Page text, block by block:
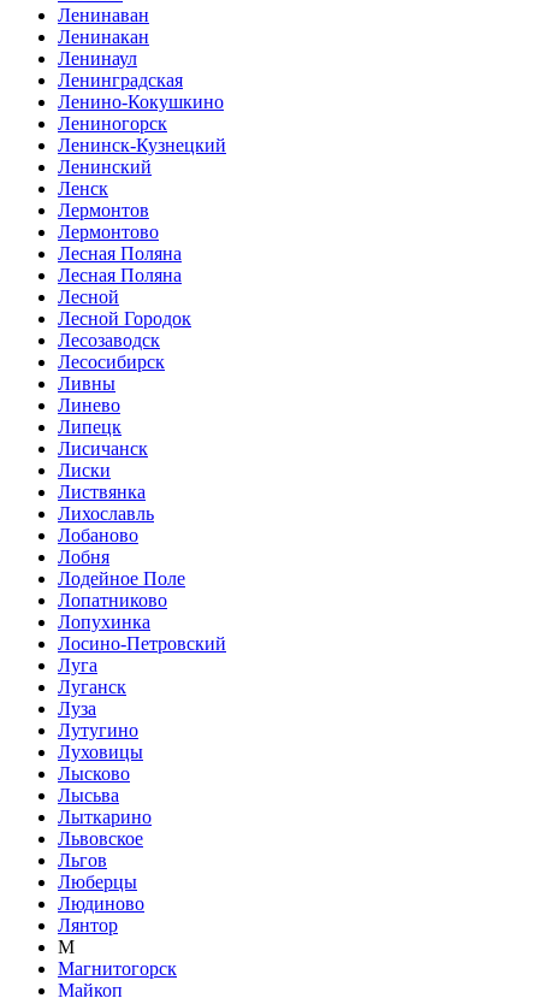
Ленинаван
Ленинакан
Ленинаул
Ленинградская
Ленино-Кокушкино
Лениногорск
Ленинск-Кузнецкий
Ленинский
Ленск
Лермонтов
Лермонтово
Лесная Поляна
Лесная Поляна
Лесной
Лесной Городок
Лесозаводск
Лесосибирск
Ливны
Линево
Липецк
Лисичанск
Лиски
Листвянка
Лихославль
Лобаново
Лобня
Лодейное Поле
Лопатниково
Лопухинка
Лосино-Петровский
Луга
Луганск
Луза
Лутугино
Луховицы
Лысково
Лысьва
Лыткарино
Львовское
Льгов
Люберцы
Людиново
Лянтор
М
Магнитогорск
Майкоп